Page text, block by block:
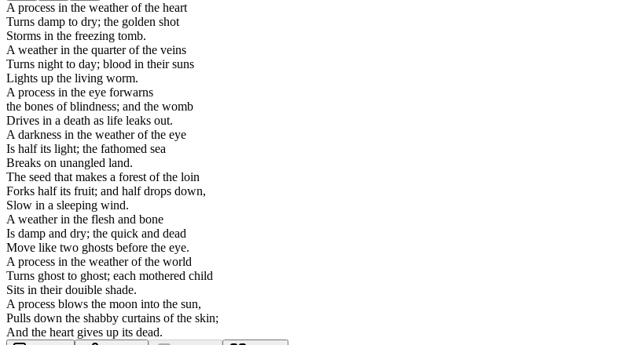
A process in the weather of the heart
Turns damp to dry; the golden shot
Storms in the freezing tomb.
A weather in the quarter of the veins
Turns night to day; blood in their suns
Lights up the living worm.
A process in the eye forwarns
the bones of blindness; and the womb
Drives in a death as life leaks out.
A darkness in the weather of the eye
Is half its light; the fathomed sea
Breaks on unangled land.
The seed that makes a forest of the loin
Forks half its fruit; and half drops down,
Slow in a sleeping wind.
A weather in the flesh and bone
Is damp and dry; the quick and dead
Move like two ghosts before the eye.
A process in the weather of the world
Turns ghost to ghost; each mothered child
Sits in their douible shade.
A process blows the moon into the sun,
Pulls down the shabby curtains of the skin;
And the heart gives up its dead.